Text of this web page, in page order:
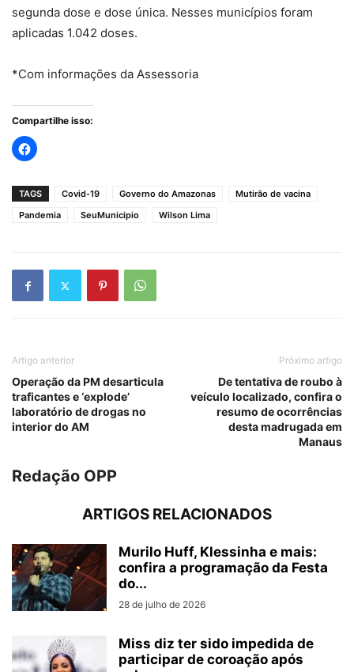
segunda dose e dose única. Nesses municípios foram
aplicadas 1.042 doses.
*Com informações da Assessoria
Compartilhe isso:
TAGS Covid-19 Governo do Amazonas
Mutirão de vacina
Pandemia
SeuMunicipio Wilson Lima
Artigo anterior
Operação da PM desarticula
traficantes e ‘explode’
laboratório de drogas no
interior do AM
Próximo artigo
De tentativa de roubo à
veículo localizado, confira o
resumo de ocorrências
desta madrugada em
Manaus
Redação OPP
ARTIGOS RELACIONADOS
Murilo Huff, Klessinha e mais:
confira a programação da Festa
do...
28 de julho de 2026
Miss diz ter sido impedida de
participar de coroação após